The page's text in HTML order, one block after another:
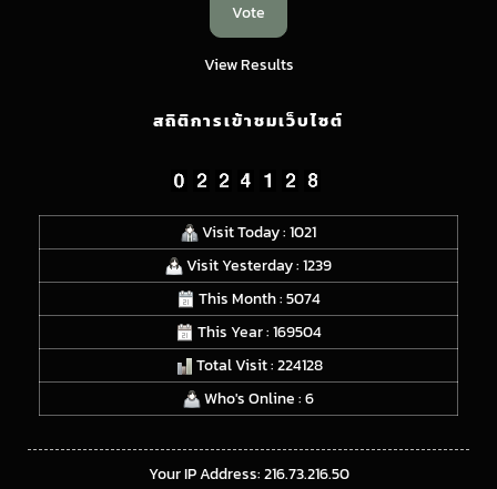
View Results
สถิติการเข้าชมเว็บไซต์
Visit Today : 1021
Visit Yesterday : 1239
This Month : 5074
This Year : 169504
Total Visit : 224128
Who's Online : 6
Your IP Address: 216.73.216.50